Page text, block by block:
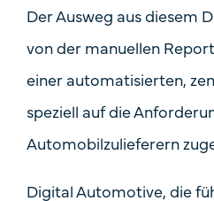
Der Ausweg aus diesem
von der manuellen
einer automatisierten,
speziell auf die
Automobilzulieferern
Digital Automotive, die